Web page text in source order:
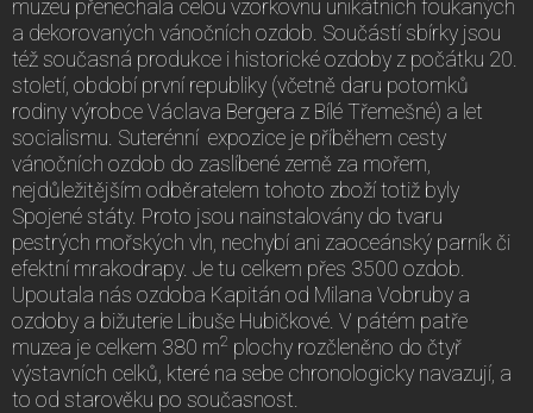
muzeu přenechala celou vzorkovnu unikátních foukaných
a dekorovaných vánočních ozdob. Součástí sbírky jsou
též současná produkce i historické ozdoby z počátku 20.
století, období první republiky (včetně daru potomků
rodiny výrobce Václava Bergera z Bílé Třemešné) a let
socialismu. Suterénní expozice je příběhem cesty
vánočních ozdob do zaslíbené země za mořem,
nejdůležitějším odběratelem tohoto zboží totiž byly
Spojené státy. Proto jsou nainstalovány do tvaru
pestrých mořských vln, nechybí ani zaoceánský parník či
efektní mrakodrapy. Je tu celkem přes 3500 ozdob.
Upoutala nás ozdoba Kapitán od Milana Vobruby a
ozdoby a bižuterie Libuše Hubičkové. V pátém patře
muzea je celkem 380 m2 plochy rozčleněno do čtyř
výstavních celků, které na sebe chronologicky navazují, a
to od starověku po současnost.